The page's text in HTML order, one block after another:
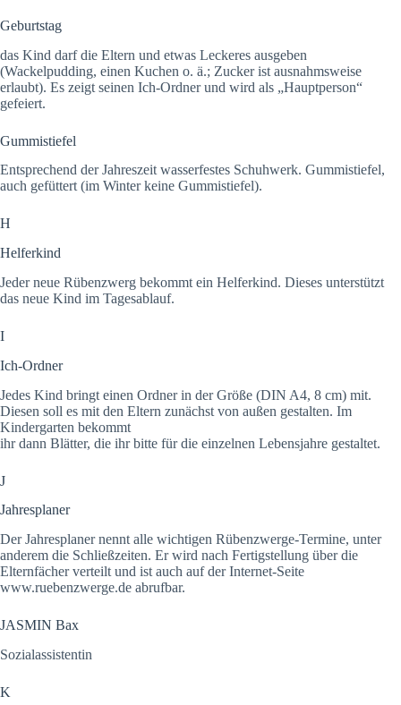
Geburtstag
das Kind darf die Eltern und etwas Leckeres ausgeben
(Wackelpudding, einen Kuchen o. ä.; Zucker ist ausnahmsweise
erlaubt). Es zeigt seinen Ich-Ordner und wird als „Hauptperson“
gefeiert.
Gummistiefel
Entsprechend der Jahreszeit wasserfestes Schuhwerk. Gummistiefel,
auch gefüttert (im Winter keine Gummistiefel).
H
Helferkind
Jeder neue Rübenzwerg bekommt ein Helferkind. Dieses unterstützt
das neue Kind im Tagesablauf.
I
Ich-Ordner
Jedes Kind bringt einen Ordner in der Größe (DIN A4, 8 cm) mit.
Diesen soll es mit den Eltern zunächst von außen gestalten. Im
Kindergarten bekommt
ihr dann Blätter, die ihr bitte für die einzelnen Lebensjahre gestaltet.
J
Jahresplaner
Der Jahresplaner nennt alle wichtigen Rübenzwerge-Termine, unter
anderem die Schließzeiten. Er wird nach Fertigstellung über die
Elternfächer verteilt und ist auch auf der Internet-Seite
www.ruebenzwerge.de abrufbar.
JASMIN Bax
Sozialassistentin
K